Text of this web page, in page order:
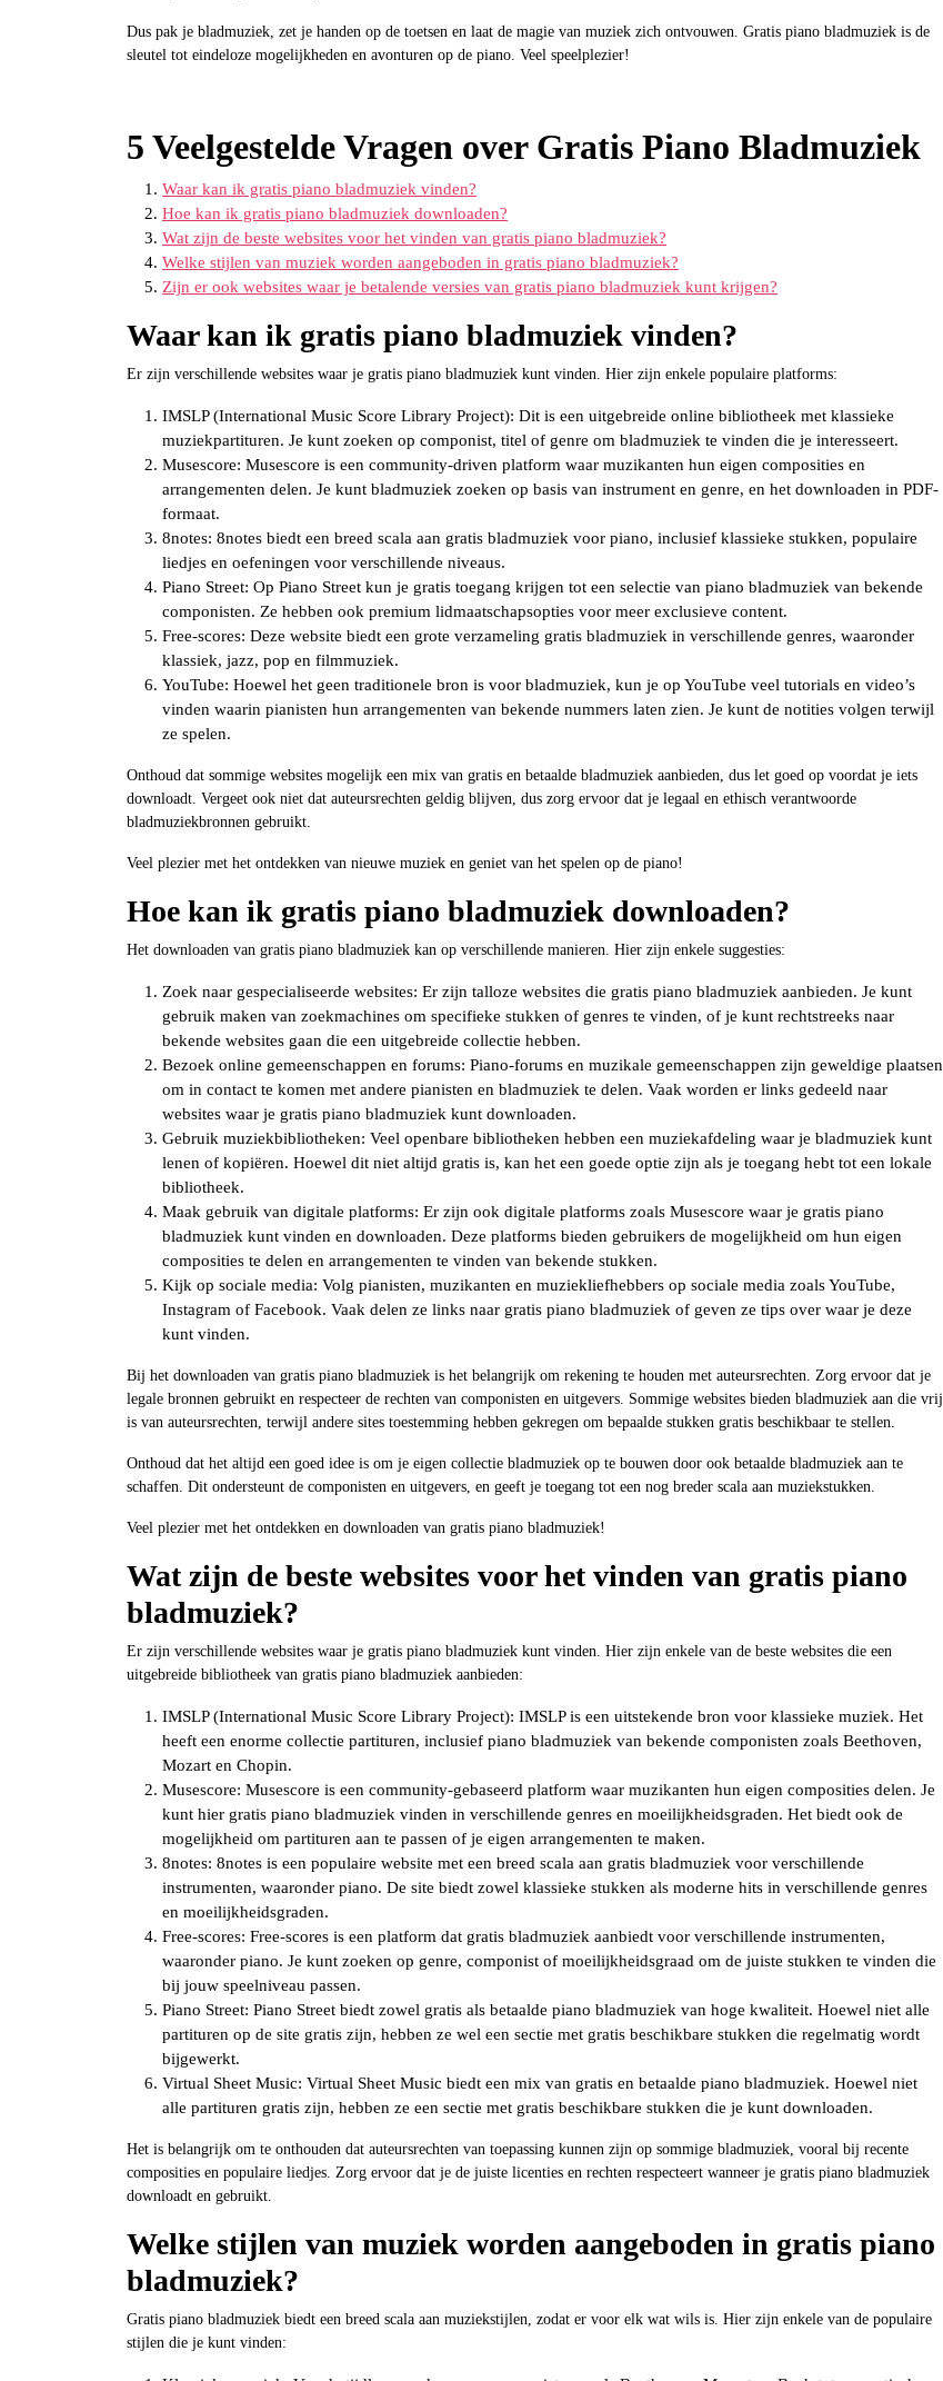
Dus pak je bladmuziek, zet je handen op de toetsen en laat de magie van muziek zich ontvouwen. Gratis piano bladmuziek is de
sleutel tot eindeloze mogelijkheden en avonturen op de piano. Veel speelplezier!
5 Veelgestelde Vragen over Gratis Piano Bladmuziek
Waar kan ik gratis piano bladmuziek vinden?
Hoe kan ik gratis piano bladmuziek downloaden?
Wat zijn de beste websites voor het vinden van gratis piano bladmuziek?
Welke stijlen van muziek worden aangeboden in gratis piano bladmuziek?
Zijn er ook websites waar je betalende versies van gratis piano bladmuziek kunt krijgen?
Waar kan ik gratis piano bladmuziek vinden?
Er zijn verschillende websites waar je gratis piano bladmuziek kunt vinden. Hier zijn enkele populaire platforms:
IMSLP (International Music Score Library Project): Dit is een uitgebreide online bibliotheek met klassieke
muziekpartituren. Je kunt zoeken op componist, titel of genre om bladmuziek te vinden die je interesseert.
Musescore: Musescore is een community-driven platform waar muzikanten hun eigen composities en
arrangementen delen. Je kunt bladmuziek zoeken op basis van instrument en genre, en het downloaden in PDF-
formaat.
8notes: 8notes biedt een breed scala aan gratis bladmuziek voor piano, inclusief klassieke stukken, populaire
liedjes en oefeningen voor verschillende niveaus.
Piano Street: Op Piano Street kun je gratis toegang krijgen tot een selectie van piano bladmuziek van bekende
componisten. Ze hebben ook premium lidmaatschapsopties voor meer exclusieve content.
Free-scores: Deze website biedt een grote verzameling gratis bladmuziek in verschillende genres, waaronder
klassiek, jazz, pop en filmmuziek.
YouTube: Hoewel het geen traditionele bron is voor bladmuziek, kun je op YouTube veel tutorials en video’s
vinden waarin pianisten hun arrangementen van bekende nummers laten zien. Je kunt de notities volgen terwijl
ze spelen.
Onthoud dat sommige websites mogelijk een mix van gratis en betaalde bladmuziek aanbieden, dus let goed op voordat je iets
downloadt. Vergeet ook niet dat auteursrechten geldig blijven, dus zorg ervoor dat je legaal en ethisch verantwoorde
bladmuziekbronnen gebruikt.
Veel plezier met het ontdekken van nieuwe muziek en geniet van het spelen op de piano!
Hoe kan ik gratis piano bladmuziek downloaden?
Het downloaden van gratis piano bladmuziek kan op verschillende manieren. Hier zijn enkele suggesties:
Zoek naar gespecialiseerde websites: Er zijn talloze websites die gratis piano bladmuziek aanbieden. Je kunt
gebruik maken van zoekmachines om specifieke stukken of genres te vinden, of je kunt rechtstreeks naar
bekende websites gaan die een uitgebreide collectie hebben.
Bezoek online gemeenschappen en forums: Piano-forums en muzikale gemeenschappen zijn geweldige plaatsen
om in contact te komen met andere pianisten en bladmuziek te delen. Vaak worden er links gedeeld naar
websites waar je gratis piano bladmuziek kunt downloaden.
Gebruik muziekbibliotheken: Veel openbare bibliotheken hebben een muziekafdeling waar je bladmuziek kunt
lenen of kopiëren. Hoewel dit niet altijd gratis is, kan het een goede optie zijn als je toegang hebt tot een lokale
bibliotheek.
Maak gebruik van digitale platforms: Er zijn ook digitale platforms zoals Musescore waar je gratis piano
bladmuziek kunt vinden en downloaden. Deze platforms bieden gebruikers de mogelijkheid om hun eigen
composities te delen en arrangementen te vinden van bekende stukken.
Kijk op sociale media: Volg pianisten, muzikanten en muziekliefhebbers op sociale media zoals YouTube,
Instagram of Facebook. Vaak delen ze links naar gratis piano bladmuziek of geven ze tips over waar je deze
kunt vinden.
Bij het downloaden van gratis piano bladmuziek is het belangrijk om rekening te houden met auteursrechten. Zorg ervoor dat je
legale bronnen gebruikt en respecteer de rechten van componisten en uitgevers. Sommige websites bieden bladmuziek aan die vrij
is van auteursrechten, terwijl andere sites toestemming hebben gekregen om bepaalde stukken gratis beschikbaar te stellen.
Onthoud dat het altijd een goed idee is om je eigen collectie bladmuziek op te bouwen door ook betaalde bladmuziek aan te
schaffen. Dit ondersteunt de componisten en uitgevers, en geeft je toegang tot een nog breder scala aan muziekstukken.
Veel plezier met het ontdekken en downloaden van gratis piano bladmuziek!
Wat zijn de beste websites voor het vinden van gratis piano
bladmuziek?
Er zijn verschillende websites waar je gratis piano bladmuziek kunt vinden. Hier zijn enkele van de beste websites die een
uitgebreide bibliotheek van gratis piano bladmuziek aanbieden:
IMSLP (International Music Score Library Project): IMSLP is een uitstekende bron voor klassieke muziek. Het
heeft een enorme collectie partituren, inclusief piano bladmuziek van bekende componisten zoals Beethoven,
Mozart en Chopin.
Musescore: Musescore is een community-gebaseerd platform waar muzikanten hun eigen composities delen. Je
kunt hier gratis piano bladmuziek vinden in verschillende genres en moeilijkheidsgraden. Het biedt ook de
mogelijkheid om partituren aan te passen of je eigen arrangementen te maken.
8notes: 8notes is een populaire website met een breed scala aan gratis bladmuziek voor verschillende
instrumenten, waaronder piano. De site biedt zowel klassieke stukken als moderne hits in verschillende genres
en moeilijkheidsgraden.
Free-scores: Free-scores is een platform dat gratis bladmuziek aanbiedt voor verschillende instrumenten,
waaronder piano. Je kunt zoeken op genre, componist of moeilijkheidsgraad om de juiste stukken te vinden die
bij jouw speelniveau passen.
Piano Street: Piano Street biedt zowel gratis als betaalde piano bladmuziek van hoge kwaliteit. Hoewel niet alle
partituren op de site gratis zijn, hebben ze wel een sectie met gratis beschikbare stukken die regelmatig wordt
bijgewerkt.
Virtual Sheet Music: Virtual Sheet Music biedt een mix van gratis en betaalde piano bladmuziek. Hoewel niet
alle partituren gratis zijn, hebben ze een sectie met gratis beschikbare stukken die je kunt downloaden.
Het is belangrijk om te onthouden dat auteursrechten van toepassing kunnen zijn op sommige bladmuziek, vooral bij recente
composities en populaire liedjes. Zorg ervoor dat je de juiste licenties en rechten respecteert wanneer je gratis piano bladmuziek
downloadt en gebruikt.
Welke stijlen van muziek worden aangeboden in gratis piano
bladmuziek?
Gratis piano bladmuziek biedt een breed scala aan muziekstijlen, zodat er voor elk wat wils is. Hier zijn enkele van de populaire
stijlen die je kunt vinden: